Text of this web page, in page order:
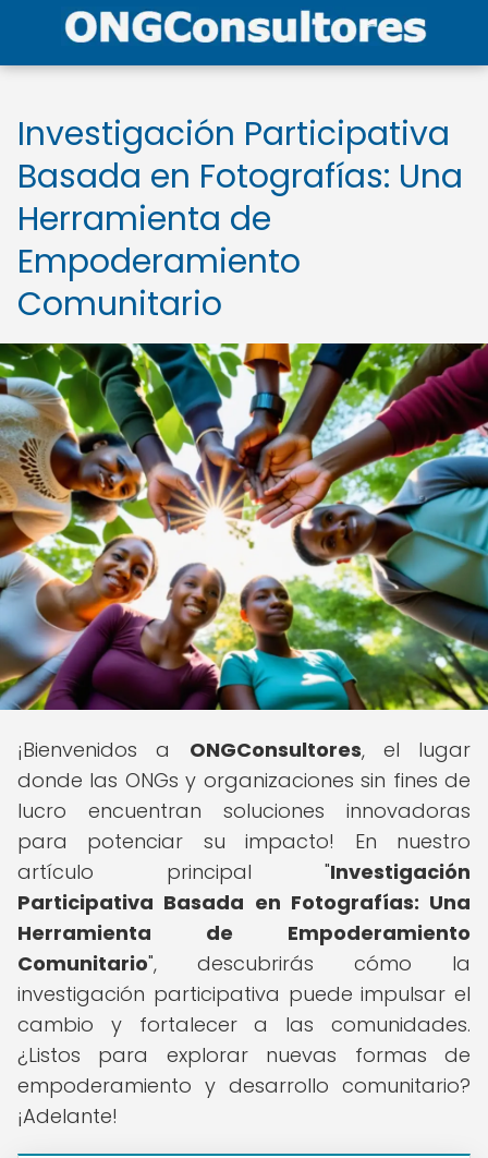
Investigación Participativa
Basada en Fotografías: Una
Herramienta de
Empoderamiento
Comunitario
¡Bienvenidos a ONGConsultores, el lugar
donde las ONGs y organizaciones sin fines de
lucro encuentran soluciones innovadoras
para potenciar su impacto! En nuestro
artículo principal "Investigación
Participativa Basada en Fotografías: Una
Herramienta de Empoderamiento
Comunitario", descubrirás cómo la
investigación participativa puede impulsar el
cambio y fortalecer a las comunidades.
¿Listos para explorar nuevas formas de
empoderamiento y desarrollo comunitario?
¡Adelante!